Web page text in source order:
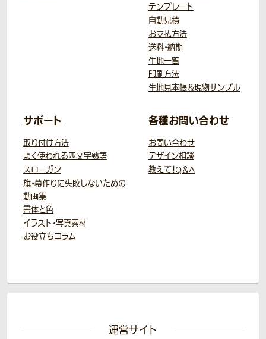
テンプレート
自動見積
お支払方法
送料・納期
生地一覧
印刷方法
生地見本帳＆現物サンプル
サポート
取り付け方法
よく使われる四文字熟語
スローガン
旗・幕作りに失敗しないための
動画集
書体と色
イラスト・写真素材
お役立ちコラム
各種お問い合わせ
お問い合わせ
デザイン相談
教えて！Q＆A
運営サイト